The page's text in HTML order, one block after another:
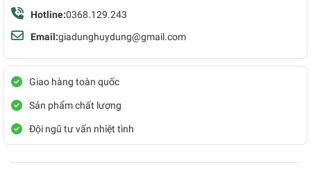
Hotline:0368.129.243
Email:giadunghuydung@gmail.com
Giao hàng toàn quốc
Sản phẩm chất lượng
Đội ngũ tư vấn nhiệt tình